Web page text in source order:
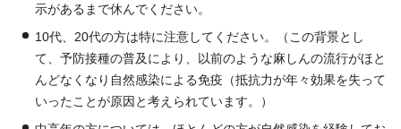
示があるまで休んでください。
10代、20代の方は特に注意してください。（この背景とし
て、予防接種の普及により、以前のような麻しんの流行がほと
んどなくなり自然感染による免疫（抵抗力が年々効果を失って
いったことが原因と考えられています。）